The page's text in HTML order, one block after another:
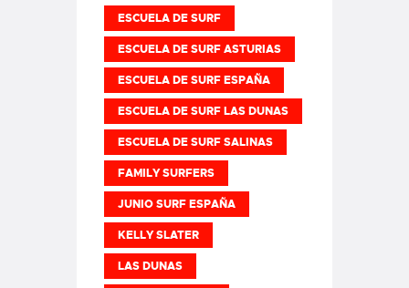
ESCUELA DE SURF
ESCUELA DE SURF ASTURIAS
ESCUELA DE SURF ESPAÑA
ESCUELA DE SURF LAS DUNAS
ESCUELA DE SURF SALINAS
FAMILY SURFERS
JUNIO SURF ESPAÑA
KELLY SLATER
LAS DUNAS